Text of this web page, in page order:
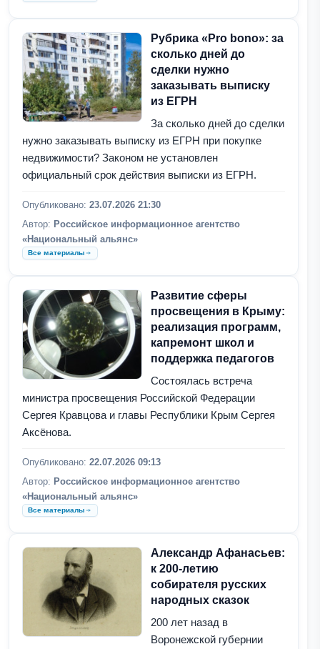
Рубрика «Pro bono»: за
сколько дней до
сделки нужно
заказывать выписку
из ЕГРН
За сколько дней до сделки
нужно заказывать выписку из ЕГРН при покупке
недвижимости? Законом не установлен
официальный срок действия выписки из ЕГРН.
Опубликовано: 23.07.2026 21:30
Автор: Российское информационное агентство
«Национальный альянс»
Все материалы
Развитие сферы
просвещения в Крыму:
реализация программ,
капремонт школ и
поддержка педагогов
Состоялась встреча
министра просвещения Российской Федерации
Сергея Кравцова и главы Республики Крым Сергея
Аксёнова.
Опубликовано: 22.07.2026 09:13
Автор: Российское информационное агентство
«Национальный альянс»
Все материалы
Александр Афанасьев:
к 200-летию
собирателя русских
народных сказок
200 лет назад в
Воронежской губернии